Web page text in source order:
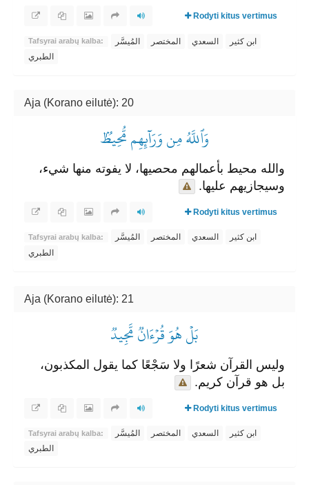
Rodyti kitus vertimus
Tafsyrai arabų kalba: المُيسَّر المختصر السعدي
ابن كثير
الطبري
Aja (Korano eilutė): 20
وَٱللَّهُ مِن وَرَآئِهِم مُّحِيطُۢ
والله محيط بأعمالهم محصيها، لا يفوته منها شيء،
وسيجازيهم عليها.
Rodyti kitus vertimus
Tafsyrai arabų kalba: المُيسَّر المختصر السعدي
ابن كثير
الطبري
Aja (Korano eilutė): 21
بَلۡ هُوَ قُرۡءَانٞ مَّجِيدٞ
وليس القرآن شعرًا ولا سَجْعًا كما يقول المكذبون،
بل هو قرآن كريم.
Rodyti kitus vertimus
Tafsyrai arabų kalba: المُيسَّر المختصر السعدي
ابن كثير
الطبري